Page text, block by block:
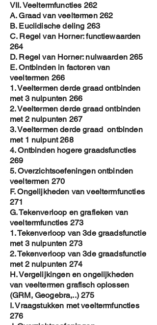
VII. Veeltermfuncties 262
A. Graad van veeltermen 262
B. Euclidische deling 263
C. Regel van Horner: functiewaarden
264
D. Regel van Horner: nulwaarden 265
E. Ontbinden in factoren van
veeltermen 266
1. Veeltermen derde graad ontbinden
met 3 nulpunten 266
2. Veeltermen derde graad ontbinden
met 2 nulpunten 267
3. Veeltermen derde graad ontbinden
met 1 nulpunt 268
4. Ontbinden hogere graadsfuncties
269
5. Overzichtsoefeningen ontbinden
veeltermen 270
F. Ongelijkheden van veeltermfuncties
271
G. Tekenverloop en grafieken van
veeltermfuncties 273
1. Tekenverloop van 3de graadsfunctie
met 3 nulpunten 273
2. Tekenverloop van 3de graadsfunctie
met 2 nulpunten 274
H. Vergelijkingen en ongelijkheden
van veeltermen grafisch oplossen
(GRM, Geogebra,..) 275
I. Vraagstukken met veeltermfuncties
276